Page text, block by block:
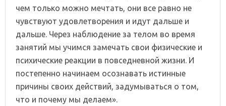
чем только можно мечтать, они все равно не
чувствуют удовлетворения и идут дальше и
дальше. Через наблюдение за телом во время
занятий мы учимся замечать свои физические и
психические реакции в повседневной жизни. И
постепенно начинаем осознавать истинные
причины своих действий, задумываться о том,
что и почему мы делаем».